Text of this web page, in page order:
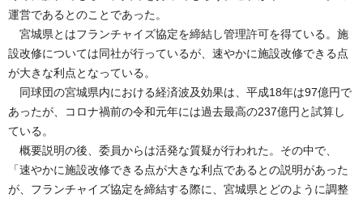
運営であるとのことであった。
宮城県とはフランチャイズ協定を締結し管理許可を得ている。施
設改修については同社が行っているが、速やかに施設改修できる点
が大きな利点となっている。
同球団の宮城県内における経済波及効果は、平成18年は97億円で
あったが、コロナ禍前の令和元年には過去最高の237億円と試算し
ている。
概要説明の後、委員からは活発な質疑が行われた。その中で、
「速やかに施設改修できる点が大きな利点であるとの説明があった
が、フランチャイズ協定を締結する際に、宮城県とどのように調整